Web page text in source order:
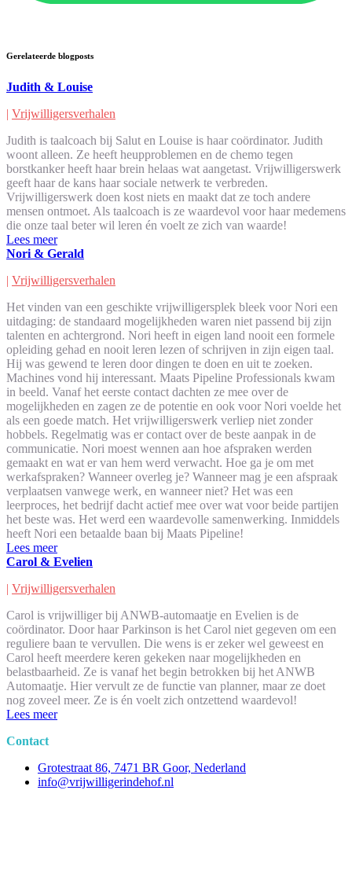
Gerelateerde blogposts
Judith & Louise
| Vrijwilligersverhalen
Judith is taalcoach bij Salut en Louise is haar coördinator. Judith
woont alleen. Ze heeft heupproblemen en de chemo tegen
borstkanker heeft haar brein helaas wat aangetast. Vrijwilligerswerk
geeft haar de kans haar sociale netwerk te verbreden.
Vrijwilligerswerk doen kost niets en maakt dat ze toch andere
mensen ontmoet. Als taalcoach is ze waardevol voor haar medemens
die onze taal beter wil leren én voelt ze zich van waarde!
Lees meer
Nori & Gerald
| Vrijwilligersverhalen
Het vinden van een geschikte vrijwilligersplek bleek voor Nori een
uitdaging: de standaard mogelijkheden waren niet passend bij zijn
talenten en achtergrond. Nori heeft in eigen land nooit een formele
opleiding gehad en nooit leren lezen of schrijven in zijn eigen taal.
Hij was gewend te leren door dingen te doen en uit te zoeken.
Machines vond hij interessant. Maats Pipeline Professionals kwam
in beeld. Vanaf het eerste contact dachten ze mee over de
mogelijkheden en zagen ze de potentie en ook voor Nori voelde het
als een goede match. Het vrijwilligerswerk verliep niet zonder
hobbels. Regelmatig was er contact over de beste aanpak in de
communicatie. Nori moest wennen aan hoe afspraken werden
gemaakt en wat er van hem werd verwacht. Hoe ga je om met
werkafspraken? Wanneer overleg je? Wanneer mag je een afspraak
verplaatsen vanwege werk, en wanneer niet? Het was een
leerproces, het bedrijf dacht actief mee over wat voor beide partijen
het beste was. Het werd een waardevolle samenwerking. Inmiddels
heeft Nori een betaalde baan bij Maats Pipeline!
Lees meer
Carol & Evelien
| Vrijwilligersverhalen
Carol is vrijwilliger bij ANWB-automaatje en Evelien is de
coördinator. Door haar Parkinson is het Carol niet gegeven om een
reguliere baan te vervullen. Die wens is er zeker wel geweest en
Carol heeft meerdere keren gekeken naar mogelijkheden en
belastbaarheid. Ze is vanaf het begin betrokken bij het ANWB
Automaatje. Hier vervult ze de functie van planner, maar ze doet
nog zoveel meer. Ze is én voelt zich ontzettend waardevol!
Lees meer
Contact
Grotestraat 86, 7471 BR Goor, Nederland
info@vrijwilligerindehof.nl